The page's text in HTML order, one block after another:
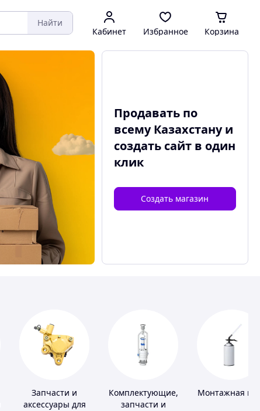
Найти
Кабинет Избранное Корзина
Продавать по
всему Казахстану и
создать сайтв один
клик
Создать магазин
Запчасти и
аксессуары для
Комплектующие,
запчасти и
Монтажная